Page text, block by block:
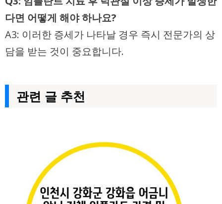
다면 어떻게 해야 하나요?
A3: 이러한 증세가 나타날 경우 즉시 전문가의 상
담을 받는 것이 중요합니다.
관련 글 추천